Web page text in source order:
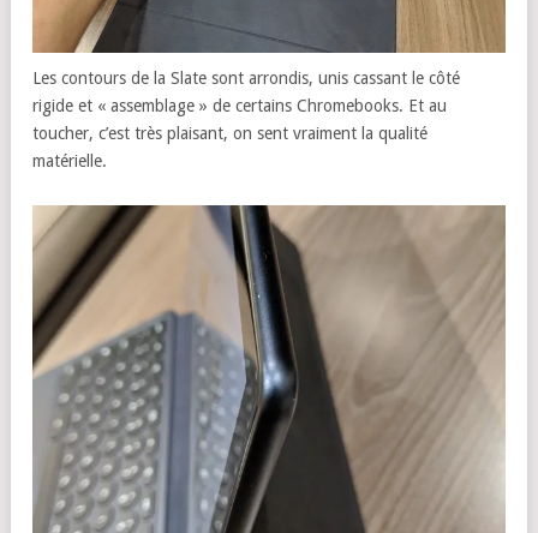
Les contours de la Slate sont arrondis, unis cassant le côté
rigide et « assemblage » de certains Chromebooks. Et au
toucher, c’est très plaisant, on sent vraiment la qualité
matérielle.